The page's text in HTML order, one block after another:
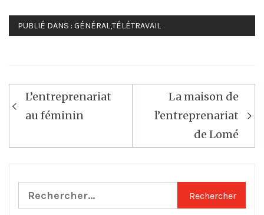
PUBLIÉ DANS : GÉNÉRAL,TÉLÉTRAVAIL
Navigation
de
L’entreprenariat
au féminin
La maison de
l’entreprenariat
de Lomé
Rechercher :